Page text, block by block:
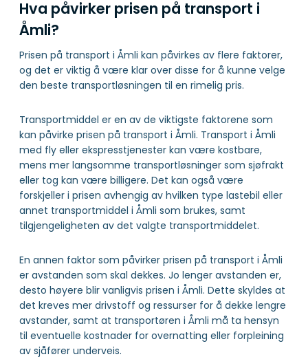
Hva påvirker prisen på transport i
Åmli?
Prisen på transport i Åmli kan påvirkes av flere faktorer,
og det er viktig å være klar over disse for å kunne velge
den beste transportløsningen til en rimelig pris.
Transportmiddel er en av de viktigste faktorene som
kan påvirke prisen på transport i Åmli. Transport i Åmli
med fly eller ekspresstjenester kan være kostbare,
mens mer langsomme transportløsninger som sjøfrakt
eller tog kan være billigere. Det kan også være
forskjeller i prisen avhengig av hvilken type lastebil eller
annet transportmiddel i Åmli som brukes, samt
tilgjengeligheten av det valgte transportmiddelet.
En annen faktor som påvirker prisen på transport i Åmli
er avstanden som skal dekkes. Jo lenger avstanden er,
desto høyere blir vanligvis prisen i Åmli. Dette skyldes at
det kreves mer drivstoff og ressurser for å dekke lengre
avstander, samt at transportøren i Åmli må ta hensyn
til eventuelle kostnader for overnatting eller forpleining
av sjåfører underveis.